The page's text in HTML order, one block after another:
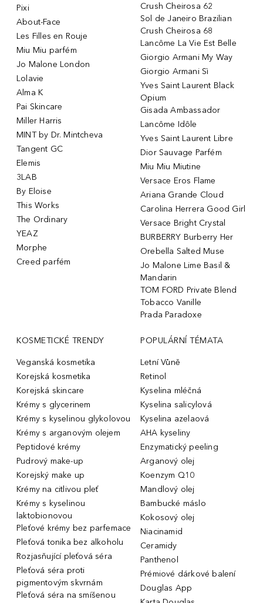
Pixi
About-Face
Les Filles en Rouje
Miu Miu parfém
Jo Malone London
Lolavie
Alma K
Pai Skincare
Miller Harris
MINT by Dr. Mintcheva
Tangent GC
Elemis
3LAB
By Eloise
This Works
The Ordinary
YEAZ
Morphe
Creed parfém
Crush Cheirosa 62
Sol de Janeiro Brazilian
Crush Cheirosa 68
Lancôme La Vie Est Belle
Giorgio Armani My Way
Giorgio Armani Sì
Yves Saint Laurent Black
Opium
Gisada Ambassador
Lancôme Idôle
Yves Saint Laurent Libre
Dior Sauvage Parfém
Miu Miu Miutine
Versace Eros Flame
Ariana Grande Cloud
Carolina Herrera Good Girl
Versace Bright Crystal
BURBERRY Burberry Her
Orebella Salted Muse
Jo Malone Lime Basil &
Mandarin
TOM FORD Private Blend
Tobacco Vanille
Prada Paradoxe
KOSMETICKÉ TRENDY
Veganská kosmetika
Korejská kosmetika
Korejská skincare
Krémy s glycerinem
Krémy s kyselinou glykolovou
Krémy s arganovým olejem
Peptidové krémy
Pudrový make-up
Korejský make up
Krémy na citlivou pleť
Krémy s kyselinou
laktobionovou
Pleťové krémy bez parfemace
Pleťová tonika bez alkoholu
Rozjasňující pleťová séra
Pleťová séra proti
pigmentovým skvrnám
Pleťová séra na smíšenou
POPULÁRNÍ TÉMATA
Letní Vůně
Retinol
Kyselina mléčná
Kyselina salicylová
Kyselina azelaová
AHA kyseliny
Enzymatický peeling
Arganový olej
Koenzym Q10
Mandlový olej
Bambucké máslo
Kokosový olej
Niacinamid
Ceramidy
Panthenol
Prémiové dárkové balení
Douglas App